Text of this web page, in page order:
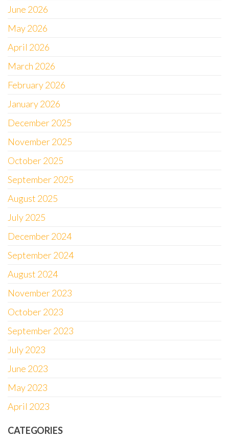
June 2026
May 2026
April 2026
March 2026
February 2026
January 2026
December 2025
November 2025
October 2025
September 2025
August 2025
July 2025
December 2024
September 2024
August 2024
November 2023
October 2023
September 2023
July 2023
June 2023
May 2023
April 2023
CATEGORIES